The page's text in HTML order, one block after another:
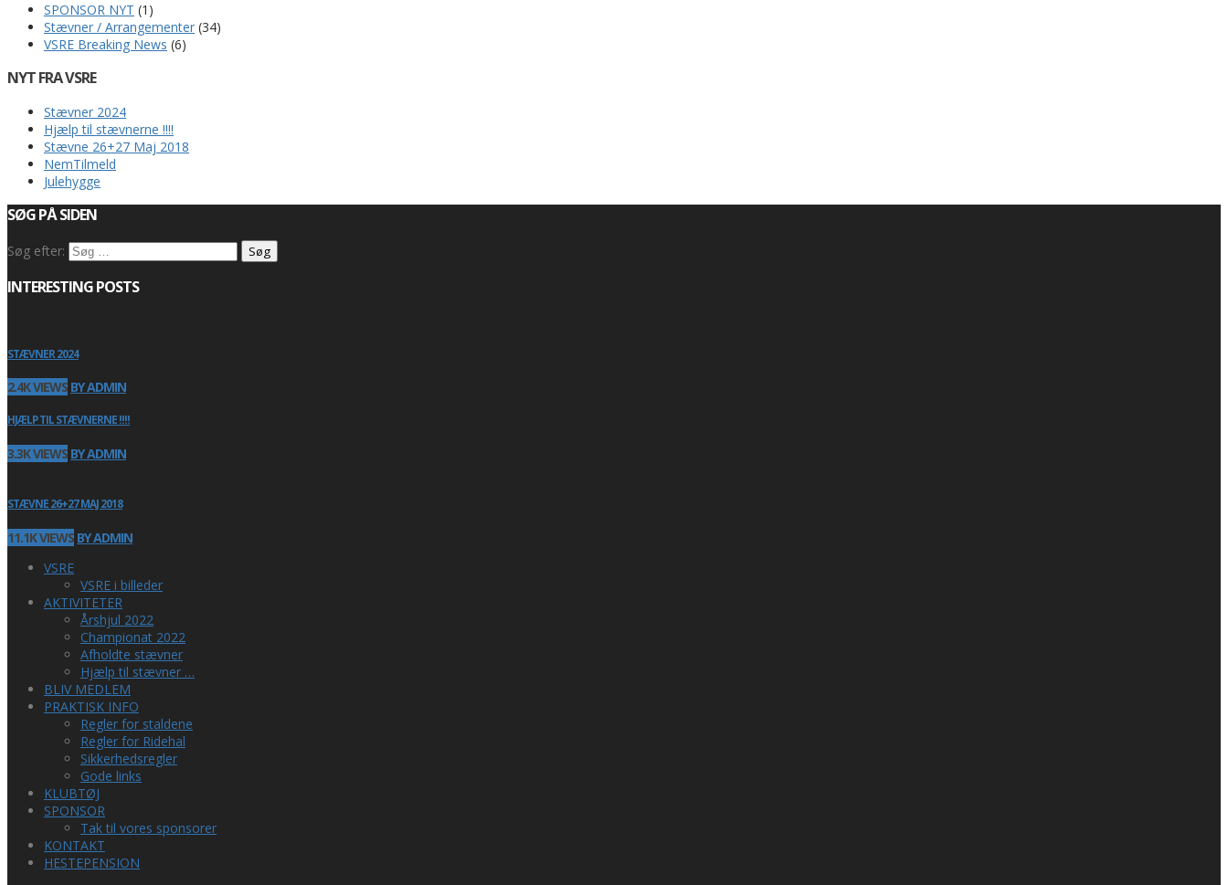
SPONSOR NYT (1)
Stævner / Arrangementer (34)
VSRE Breaking News (6)
NYT FRA VSRE
Stævner 2024
Hjælp til stævnerne !!!!
Stævne 26+27 Maj 2018
NemTilmeld
Julehygge
SØG PÅ SIDEN
Søg efter:
INTERESTING POSTS
STÆVNER 2024
2.4K VIEWS BY ADMIN
HJÆLP TIL STÆVNERNE !!!!
3.3K VIEWS BY ADMIN
STÆVNE 26+27 MAJ 2018
11.1K VIEWS BY ADMIN
VSRE
VSRE i billeder
AKTIVITETER
Årshjul 2022
Championat 2022
Afholdte stævner
Hjælp til stævner …
BLIV MEDLEM
PRAKTISK INFO
Regler for staldene
Regler for Ridehal
Sikkerhedsregler
Gode links
KLUBTØJ
SPONSOR
Tak til vores sponsorer
KONTAKT
HESTEPENSION